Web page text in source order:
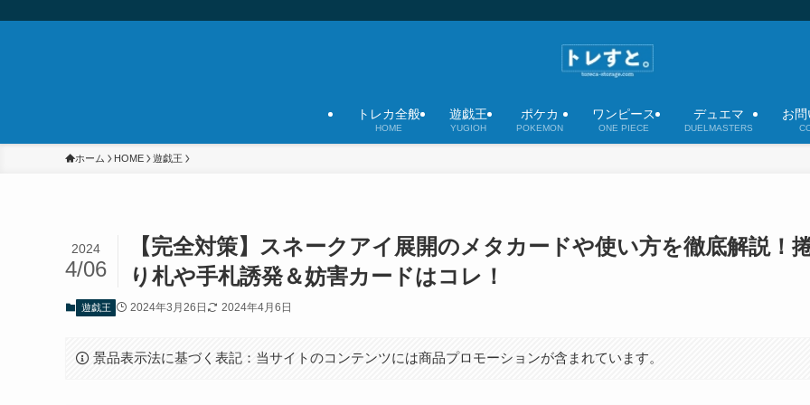
トレカ全般
HOME
遊戯王
YUGIOH
ポケカ
POKEMON
ワンピース
ONE PIECE
デュエマ
DUELMASTERS
お
ホーム HOME 遊戯王
【完全対策】スネークアイ展開のメタカードや使い方を徹底解説！
り札や手札誘発＆妨害カードはコレ！
2024
4/06
遊戯王 2024年3月26日 2024年4月6日
景品表示法に基づく表記：当サイトのコンテンツには商品プロモーションが含まれています。